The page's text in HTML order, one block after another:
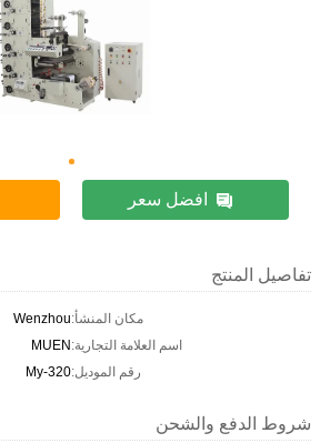
افضل سعر
تفاصيل المنتج
مكان المنشأ:Wenzhou
اسم العلامة التجارية:MUEN
رقم الموديل:My-320
شروط الدفع والشحن